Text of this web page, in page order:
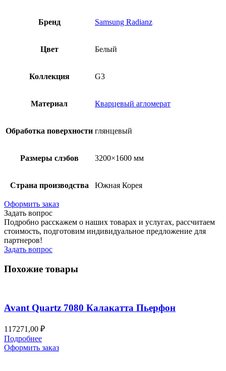
Бренд Samsung Radianz
Цвет Белый
Коллекция G3
Материал Кварцевый агломерат
Обработка поверхности глянцевый
Размеры слэбов 3200×1600 мм
Страна производства Южная Корея
Оформить заказ
Задать вопрос
Подробно расскажем о наших товарах и услугах, рассчитаем
стоимость, подготовим индивидуальное предложение для
партнеров!
Задать вопрос
Похожие товары
Avant Quartz 7080 Калакатта Пьерфон
117271,00 ₽
Подробнее
Оформить заказ